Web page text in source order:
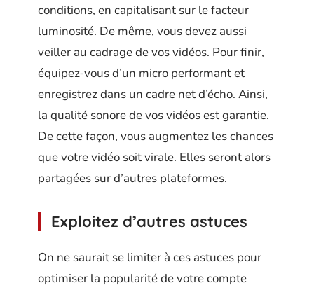
conditions, en capitalisant sur le facteur
luminosité. De même, vous devez aussi
veiller au cadrage de vos vidéos. Pour finir,
équipez-vous d’un micro performant et
enregistrez dans un cadre net d’écho. Ainsi,
la qualité sonore de vos vidéos est garantie.
De cette façon, vous augmentez les chances
que votre vidéo soit virale. Elles seront alors
partagées sur d’autres plateformes.
Exploitez d’autres astuces
On ne saurait se limiter à ces astuces pour
optimiser la popularité de votre compte